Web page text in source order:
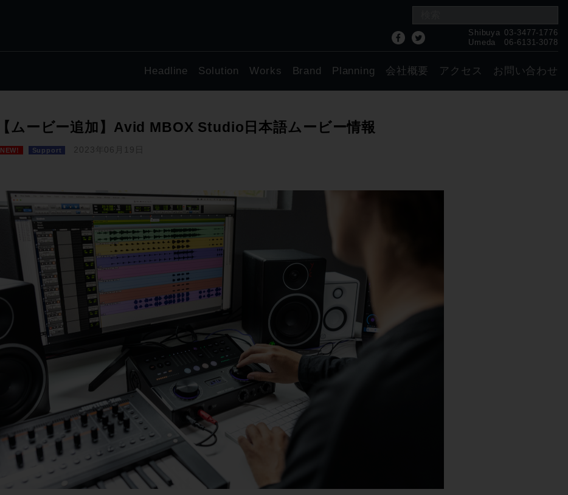
Shibuya 03-3477-1776
Umeda
06-6131-3078
Headline Solution Works Brand Planning 会社概要 アクセス お問い合わせ
【ムービー追加】Avid MBOX Studio日本語ムービー情報
NEW! Support 2023年06月19日